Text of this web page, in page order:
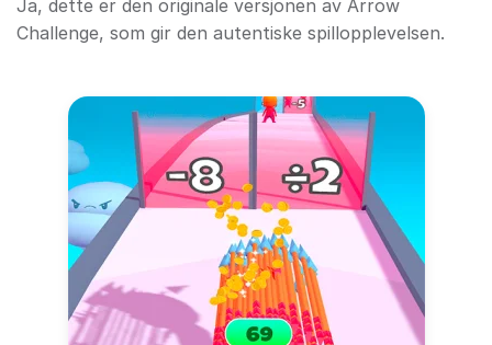
Ja, dette er den originale versjonen av Arrow
Challenge, som gir den autentiske spillopplevelsen.